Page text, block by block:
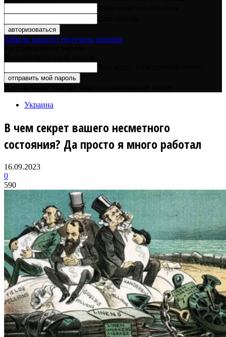
Забыли пароль? получить помощь
Украина
В чем секрет вашего несметного
состояния? Да просто я много работал
16.09.2023
0
590